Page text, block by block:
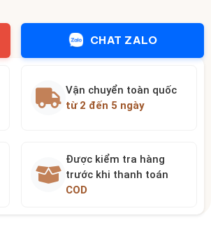
CHAT ZALO
Vận chuyển toàn quốc
từ 2 đến 5 ngày
Được kiểm tra hàng
trước khi thanh toán
COD